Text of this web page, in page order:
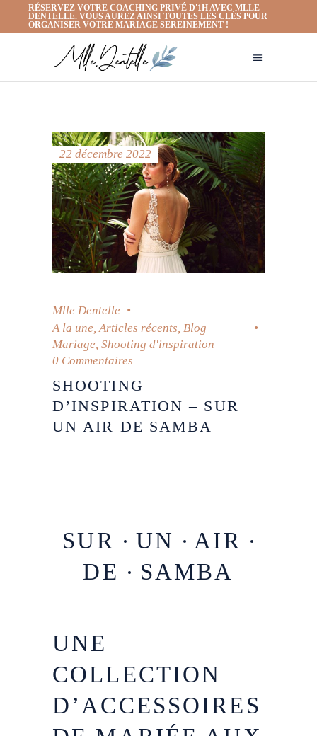
RÉSERVEZ VOTRE COACHING PRIVÉ D'1H AVEC MLLE
DENTELLE. VOUS AUREZ AINSI TOUTES LES CLÉS POUR
ORGANISER VOTRE MARIAGE SEREINEMENT !
22 décembre 2022
Mlle Dentelle
A la une,Articles récents, Blog
Mariage, Shooting d'inspiration
0 Commentaires
SHOOTING
D’INSPIRATION – SUR
UN AIR DE SAMBA
SUR UN
AIR
DE
SAMBA
UNE
COLLECTION
D’ACCESSOIRES